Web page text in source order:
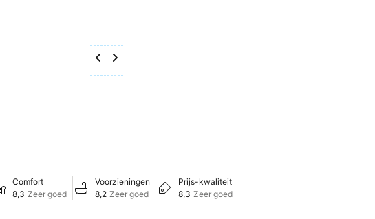
Comfort
8,3 Zeer goed
Voorzieningen
8,2 Zeer goed
Prijs-kwaliteit
8,3 Zeer goed